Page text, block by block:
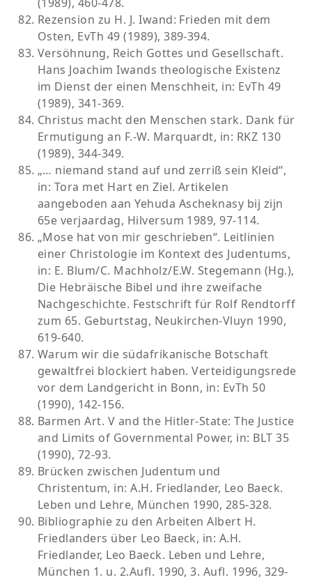
Rezension zu H. J. Iwand: Frieden mit dem
Osten, EvTh 49 (1989), 389-394.
Versöhnung, Reich Gottes und Gesellschaft.
Hans Joachim Iwands theologische Existenz
im Dienst der einen Menschheit, in: EvTh 49
(1989), 341-369.
Christus macht den Menschen stark. Dank für
Ermutigung an F.-W. Marquardt, in: RKZ 130
(1989), 344-349.
„… niemand stand auf und zerriß sein Kleid“,
in: Tora met Hart en Ziel. Artikelen
aangeboden aan Yehuda Ascheknasy bij zijn
65e verjaardag, Hilversum 1989, 97-114.
„Mose hat von mir geschrieben“. Leitlinien
einer Christologie im Kontext des Judentums,
in: E. Blum/C. Machholz/E.W. Stegemann (Hg.),
Die Hebräische Bibel und ihre zweifache
Nachgeschichte. Festschrift für Rolf Rendtorff
zum 65. Geburtstag, Neukirchen-Vluyn 1990,
619-640.
Warum wir die südafrikanische Botschaft
gewaltfrei blockiert haben. Verteidigungsrede
vor dem Landgericht in Bonn, in: EvTh 50
(1990), 142-156.
Barmen Art. V and the Hitler-State: The Justice
and Limits of Governmental Power, in: BLT 35
(1990), 72-93.
Brücken zwischen Judentum und
Christentum, in: A.H. Friedlander, Leo Baeck.
Leben und Lehre, München 1990, 285-328.
Bibliographie zu den Arbeiten Albert H.
Friedlanders über Leo Baeck, in: A.H.
Friedlander, Leo Baeck. Leben und Lehre,
München 1. u. 2.Aufl. 1990, 3. Aufl. 1996, 329-